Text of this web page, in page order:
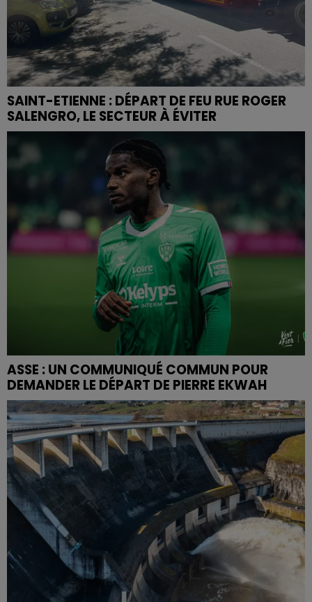
SAINT-ETIENNE : DÉPART DE FEU RUE ROGER
SALENGRO, LE SECTEUR À ÉVITER
ASSE : UN COMMUNIQUÉ COMMUN POUR
DEMANDER LE DÉPART DE PIERRE EKWAH